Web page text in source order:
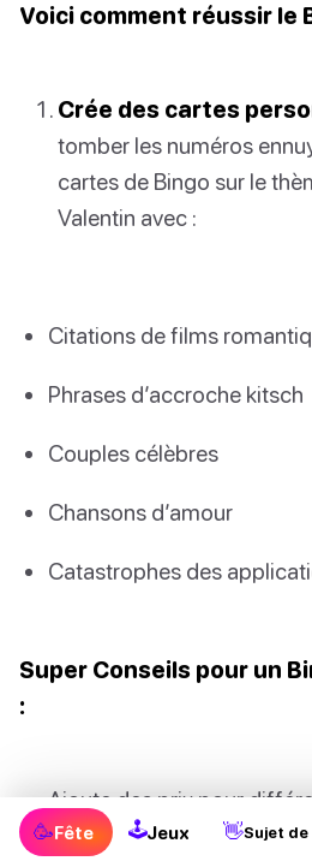
Voici comment réussir le
Crée des cartes
tomber les numéros
cartes de Bingo sur le
Valentin avec :
Citations de films
Phrases d’accroche kitsch
Couples célèbres
Chansons d’amour
Catastrophes des
Super Conseils pour un
:
Ajoute des prix pour
cœur, X et O)
🥳Fête 🕹Jeux 👋Sujet